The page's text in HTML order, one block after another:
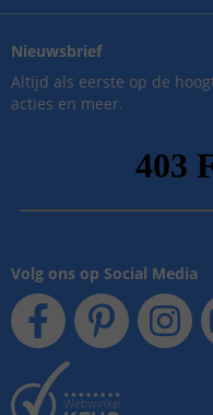
Nieuwsbrief
Altijd als eerste op de
acties en meer.
Volg ons op Social Media